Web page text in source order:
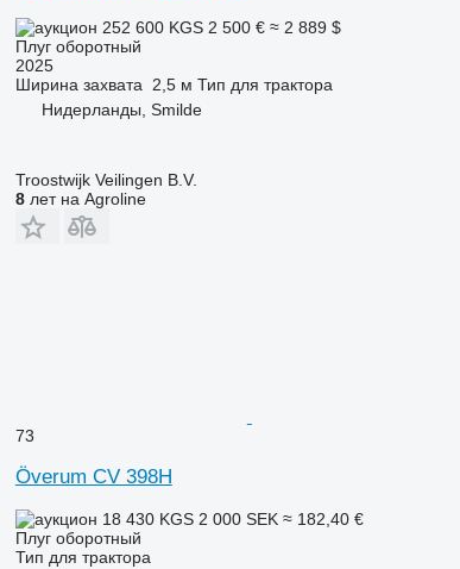
252 600 KGS 2 500 € ≈ 2 889 $
Плуг оборотный
2025
Ширина захвата
2,5 м Тип для трактора
Нидерланды, Smilde
Troostwijk Veilingen B.V.
8лет на Agroline
73
Överum CV 398H
18 430 KGS 2 000 SEK ≈ 182,40 €
Плуг оборотный
Тип для трактора